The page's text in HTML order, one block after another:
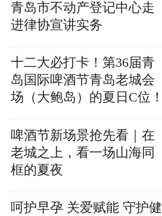
青岛市不动产登记中心走
进律协宣讲实务
十二大必打卡！第36届青
岛国际啤酒节青岛老城会
场（大鲍岛）的夏日C位！
啤酒节新场景抢先看｜在
老城之上，看一场山海同
框的夏夜
呵护早孕 关爱赋能 守护健